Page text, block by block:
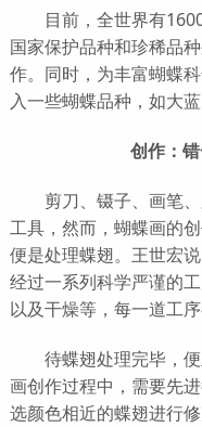
目前，全世界有
国家保护品种和珍稀品
作。同时，为丰富蝴蝶
入一些蝴蝶品种，如大蓝
创作：
剪刀、镊子、画笔、
工具，然而，蝴蝶画的
便是处理蝶翅。王世宏
经过一系列科学严谨的
以及干燥等，每一道工序
待蝶翅处理完毕，便
画创作过程中，需要先
选颜色相近的蝶翅进行